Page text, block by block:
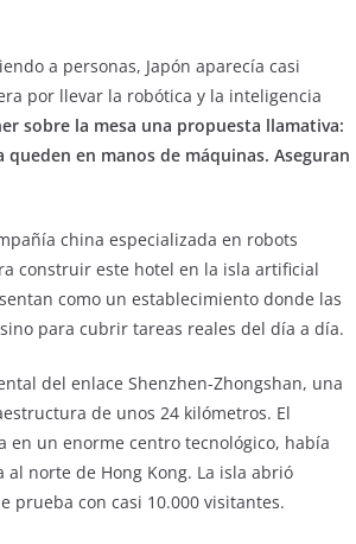
a personas, Japón aparecía casi
por llevar la robótica y la inteligencia
sobre la mesa una propuesta llamativa:
en manos de máquinas. Aseguran
china especializada en robots
construir este hotel en la isla artificial
como un establecimiento donde las
para cubrir tareas reales del día a día.
del enlace Shenzhen-Zhongshan, una
de unos 24 kilómetros. El
en un enorme centro tecnológico, había
norte de Hong Kong. La isla abrió
prueba con casi 10.000 visitantes.